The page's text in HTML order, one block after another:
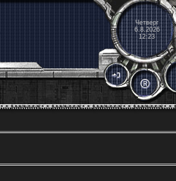
Четверг
6.8.2026
12:23